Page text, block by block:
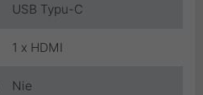
USB Typu-C
1 x HDMI
Nie